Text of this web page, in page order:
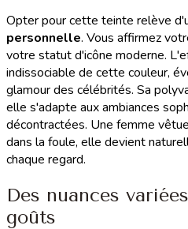
Opter pour cette teinte relève
personnelle. Vous affirmez
votre statut d'icône moderne.
indissociable de cette couleur,
glamour des célébrités. Sa
elle s'adapte aux ambiances
décontractées. Une femme
dans la foule, elle devient
chaque regard.
Des nuances
goûts